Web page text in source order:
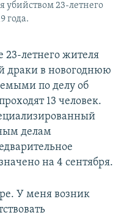
убийством 23-летнего
года.
23-летнего жителя
драки в новогоднюю
по делу об
13 человек.
делам
на 4 сентября.
У меня возник